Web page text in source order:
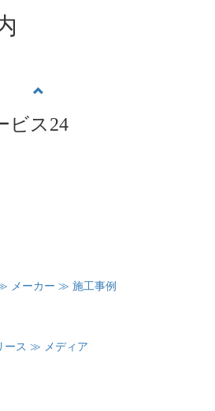
ビス24
メーカー ≫ 施工事例
ス ≫ メディア